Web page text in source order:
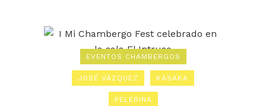
EVENTOS CHAMBERGOS
JOSÉ VÁZQUEZ KASAKA
PELERINA